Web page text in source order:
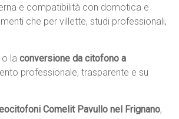
e compatibilità con domotica e
che per villette, studi professionali,
o la conversione da citofono a
professionale, trasparente e su
Comelit Pavullo nel Frignano,